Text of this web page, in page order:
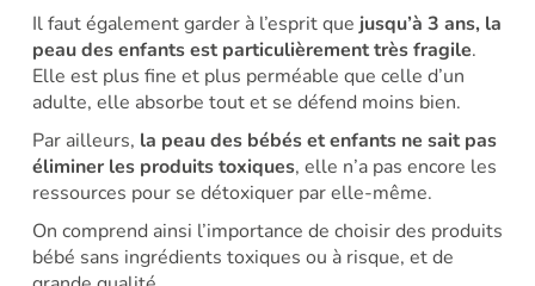
Il faut également garder à l’esprit que jusqu’à 3 ans, la
peau des enfants est particulièrement très fragile.
Elle est plus fine et plus perméable que celle d’un
adulte, elle absorbe tout et se défend moins bien.
Par ailleurs, la peau des bébés et enfants ne sait pas
éliminer les produits toxiques, elle n’a pas encore les
ressources pour se détoxiquer par elle-même.
On comprend ainsi l’importance de choisir des produits
bébé sans ingrédients toxiques ou à risque, et de